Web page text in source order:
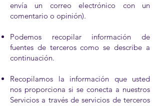
envía un correo electrónico con un
comentario o opinión).
Podemos recopilar información de
fuentes de terceros como se describe a
continuación.
Recopilamos la información que usted
nos proporciona si se conecta a nuestros
Servicios a través de servicios de terceros